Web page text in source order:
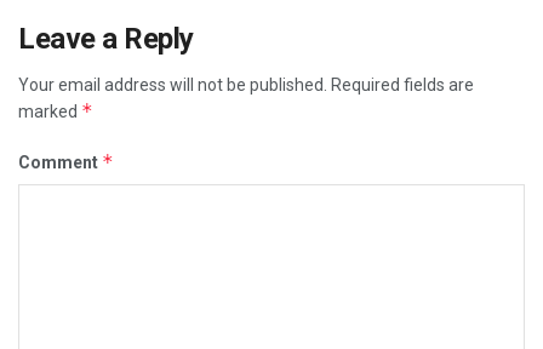
Leave a Reply
Your email address will not be published.
Required fields are
marked *
Comment *